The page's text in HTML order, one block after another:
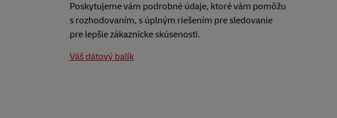
Poskytujeme vám podrobné údaje, ktoré vám pomôžu
s rozhodovaním, s úplným riešením pre sledovanie
pre lepšie zákaznícke skúsenosti.
Váš dátový balík